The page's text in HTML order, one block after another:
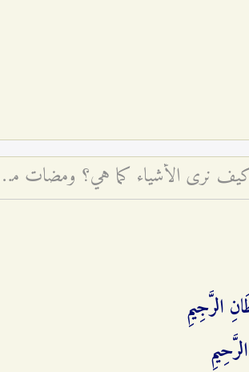
شهادة الأشياء وحقيقتها التكوينية في ميزان
الرَّجِيمِ